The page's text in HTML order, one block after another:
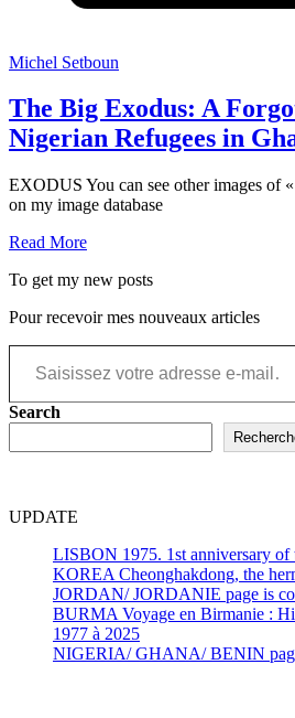
Michel Setboun
The Big Exodus: A
Nigerian Refugees in
EXODUS You can see other images of
on my image database
Read More
To get my new posts
Pour recevoir mes nouveaux articles
Saisissez votre adresse e-mail…
Search
UPDATE
LISBON 1975. 1st anniversary of
KOREA Cheonghakdong, the
JORDAN/ JORDANIE page is
BURMA Voyage en Birmanie :
1977 à 2025
NIGERIA/ GHANA/ BENIN